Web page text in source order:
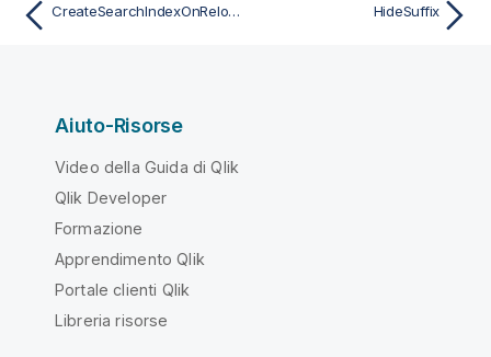
CreateSearchIndexOnReload HideSuffix
Aiuto-Risorse
Video della Guida di Qlik
Qlik Developer
Formazione
Apprendimento Qlik
Portale clienti Qlik
Libreria risorse